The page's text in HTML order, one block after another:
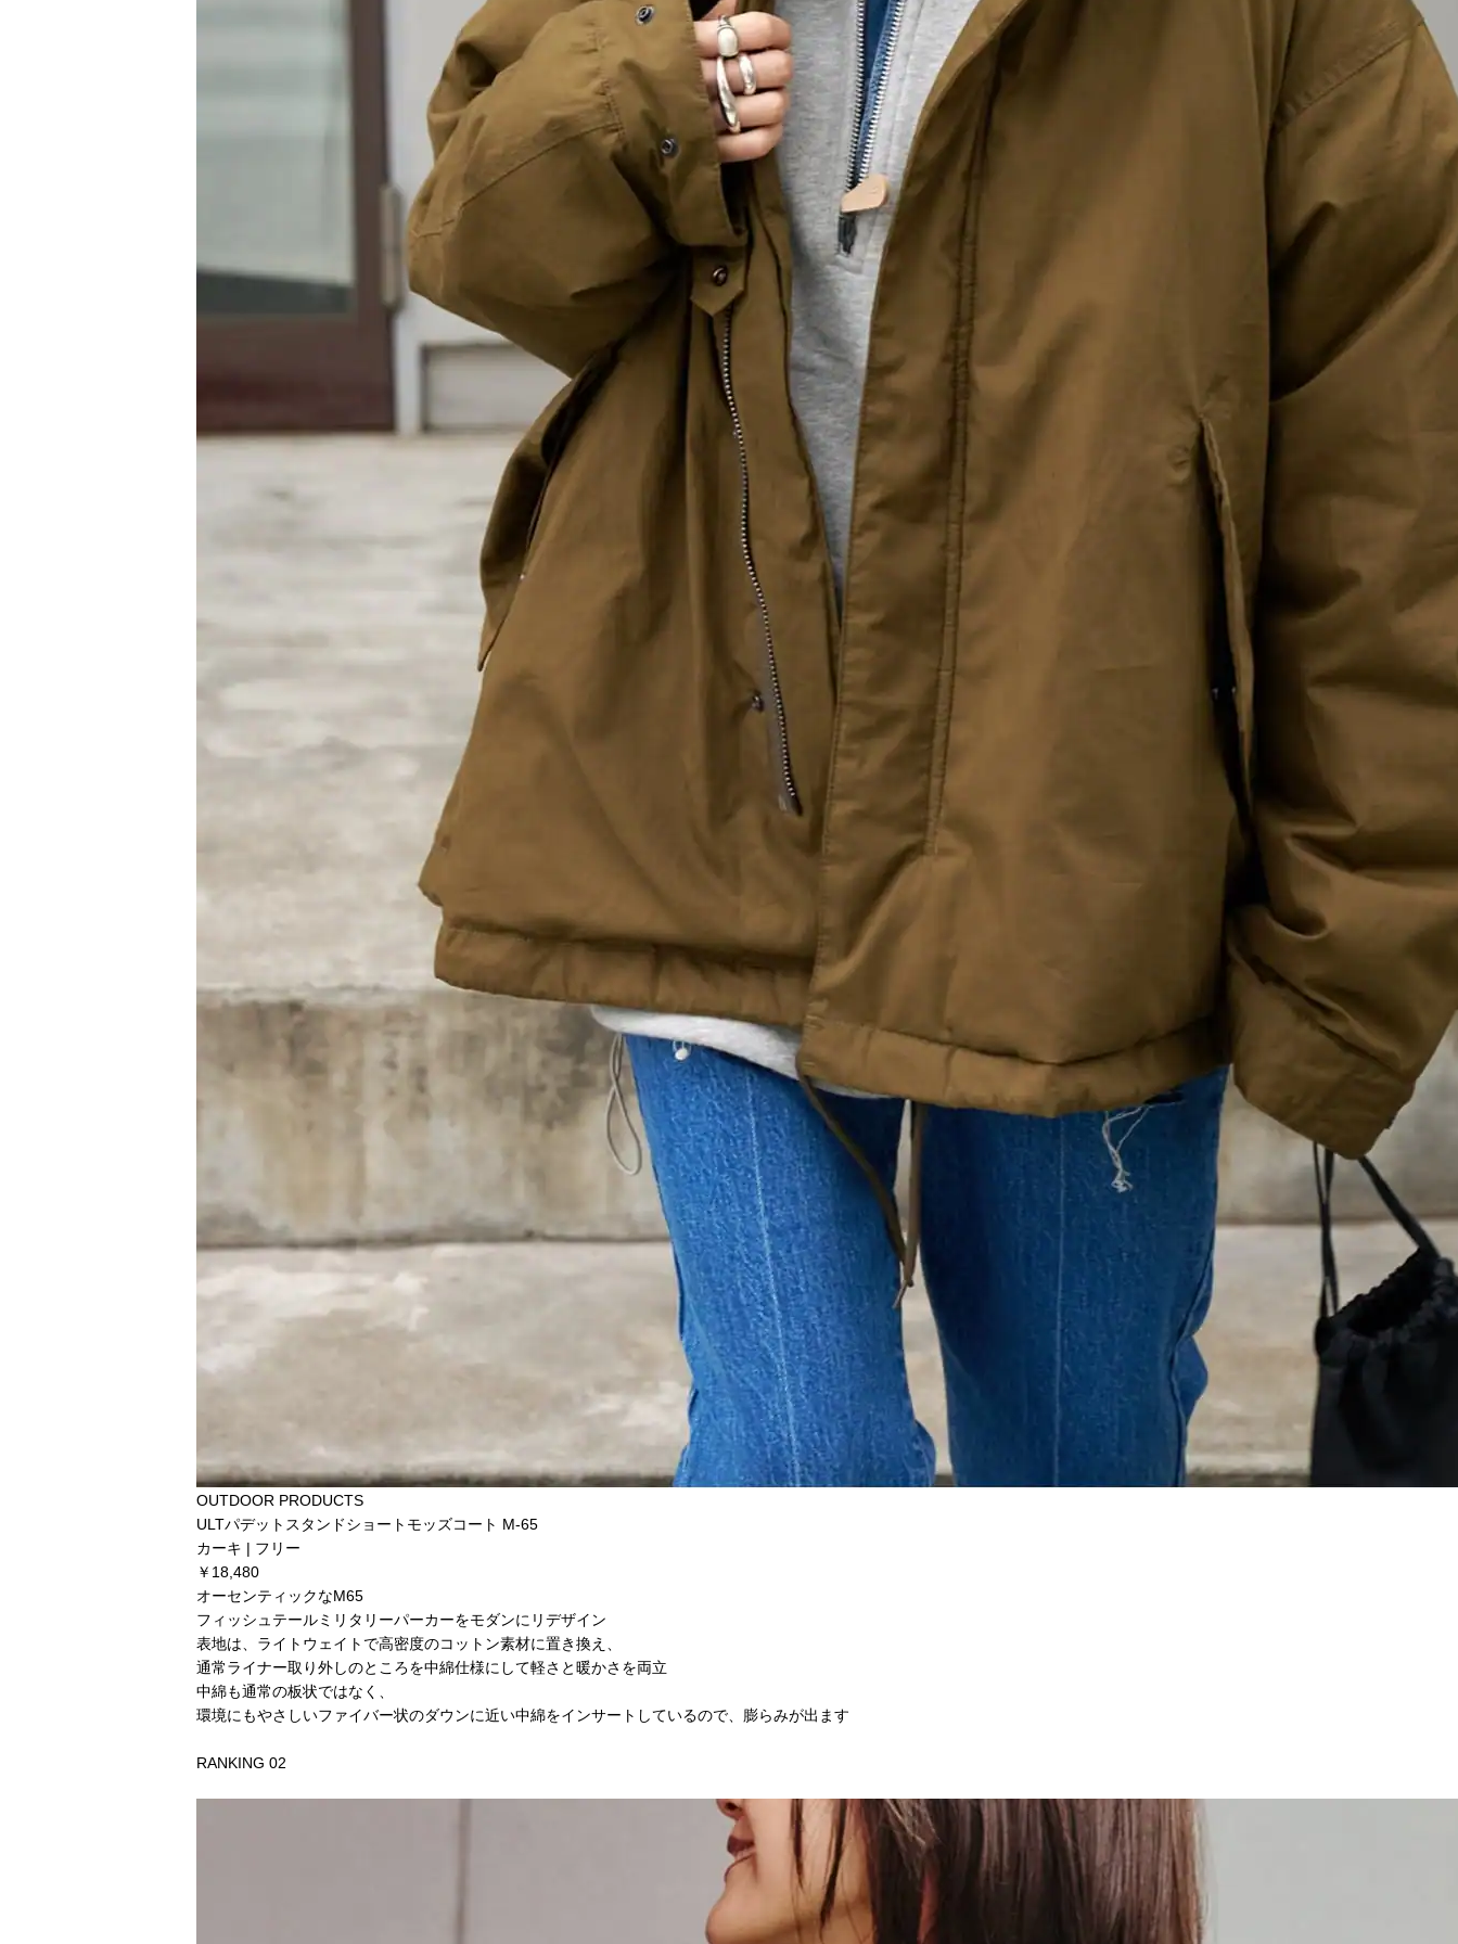
OUTDOOR PRODUCTS
ULTパデットスタンドショートモッズコート M-65
カーキ | フリー
￥18,480
オーセンティックなM65
フィッシュテールミリタリーパーカーをモダンにリデザイン
表地は、ライトウェイトで高密度のコットン素材に置き換え、
通常ライナー取り外しのところを中綿仕様にして軽さと暖かさを両立
中綿も通常の板状ではなく、
環境にもやさしいファイバー状のダウンに近い中綿をインサートしているので、膨らみが出ます
RANKING 02